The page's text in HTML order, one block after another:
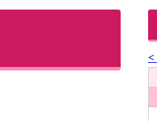
<